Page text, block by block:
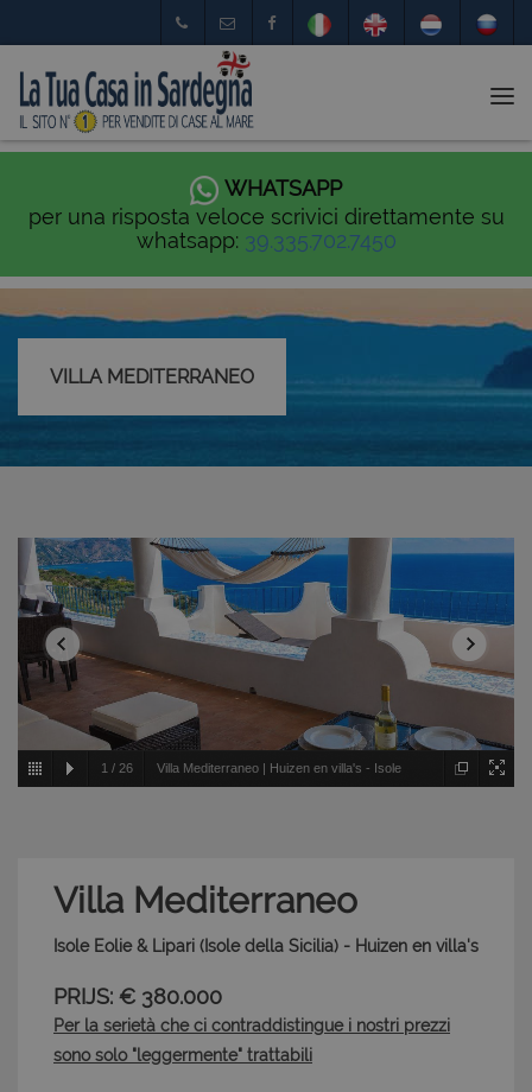
WHATSAPP
per una risposta veloce scrivici direttamente su
whatsapp: 39.335.702.7450
VILLA MEDITERRANEO
1 / 26 Villa Mediterraneo | Huizen en villa's - Isole
Villa Mediterraneo
Isole Eolie & Lipari (Isole della Sicilia) - Huizen en villa's
PRIJS: € 380.000
Per la serietà che ci contraddistingue i nostri prezzi
sono solo "leggermente" trattabili